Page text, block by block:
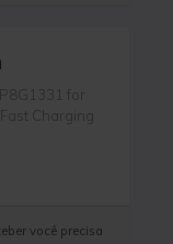
for
Charging
você precisa